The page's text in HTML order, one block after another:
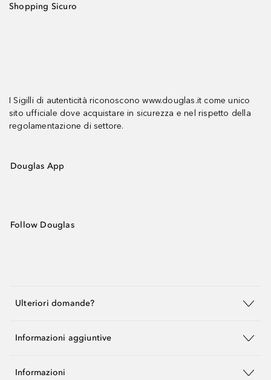
Shopping Sicuro
I Sigilli di autenticità riconoscono www.douglas.it come unico
sito ufficiale dove acquistare in sicurezza e nel rispetto della
regolamentazione di settore.
Douglas App
Follow Douglas
Ulteriori domande?
Informazioni aggiuntive
Informazioni